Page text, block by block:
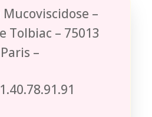
–
Tolbiac – 75013
Paris –